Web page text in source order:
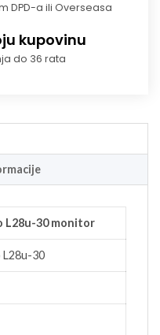
DPD-a ili Overseasa
kupovinu
do 36 rata
L28u-30 monitor
L28u-30